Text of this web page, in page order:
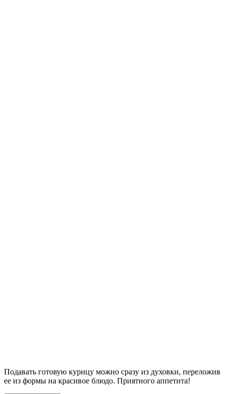
Подавать готовую курицу можно сразу из духовки, переложив
ее из формы на красивое блюдо. Приятного аппетита!